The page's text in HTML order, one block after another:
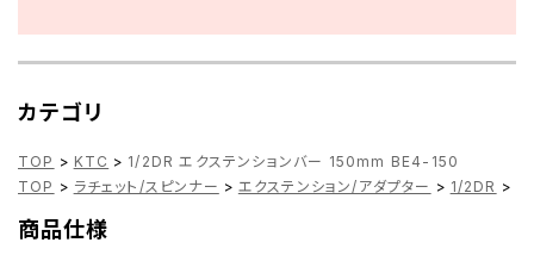
カテゴリ
TOP > KTC > 1/2DR エクステンションバー 150mm BE4-150
TOP > ラチェット/スピンナー > エクステンション/アダプター > 1/2DR >
商品仕様